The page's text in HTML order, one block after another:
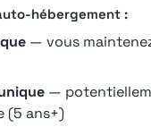
hébergement :
— vous
—
(5 ans+)